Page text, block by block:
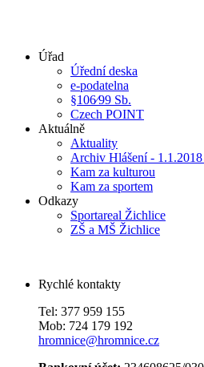
Úřad
Úřední deska
e-podatelna
§106⁄99 Sb.
Czech POINT
Aktuálně
Aktuality
Archiv Hlášení -
Kam za kulturou
Kam za sportem
Odkazy
Sportareal Žichlice
ZŠ a MŠ Žichlice
Rychlé kontakty
Tel: 377 959 155
Mob: 724 179 192
hromnice@hromnice.cz